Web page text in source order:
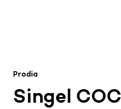
Singel COC
Prodia